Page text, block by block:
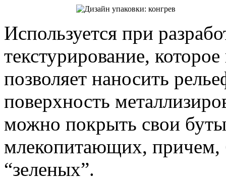
Используется при
текстурирование,
позволяет наносить
поверхность
можно покрыть свои
млекопитающих, причем,
“зеленых”.